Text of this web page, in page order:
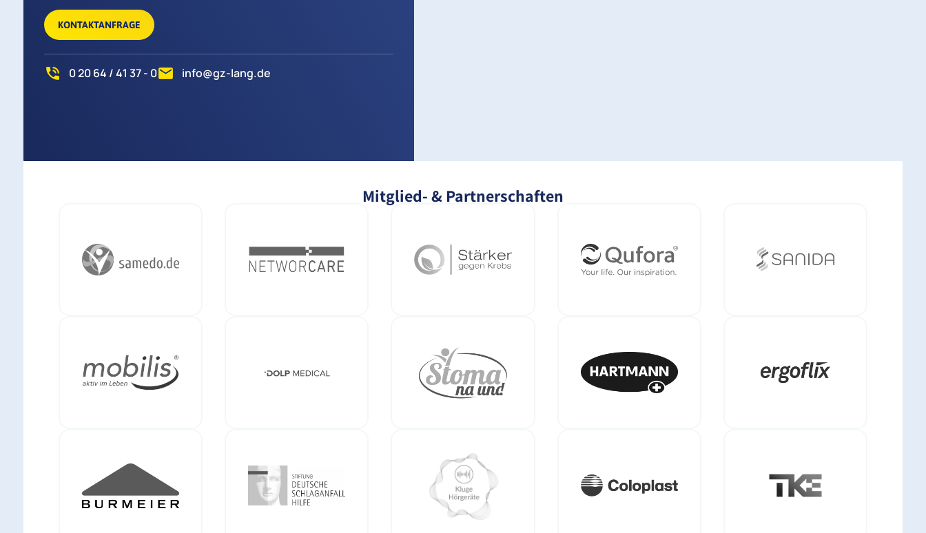
KONTAKTANFRAGE
0 20 64 / 41 37 - 0 info@gz-lang.de
Mitglied- & Partnerschaften